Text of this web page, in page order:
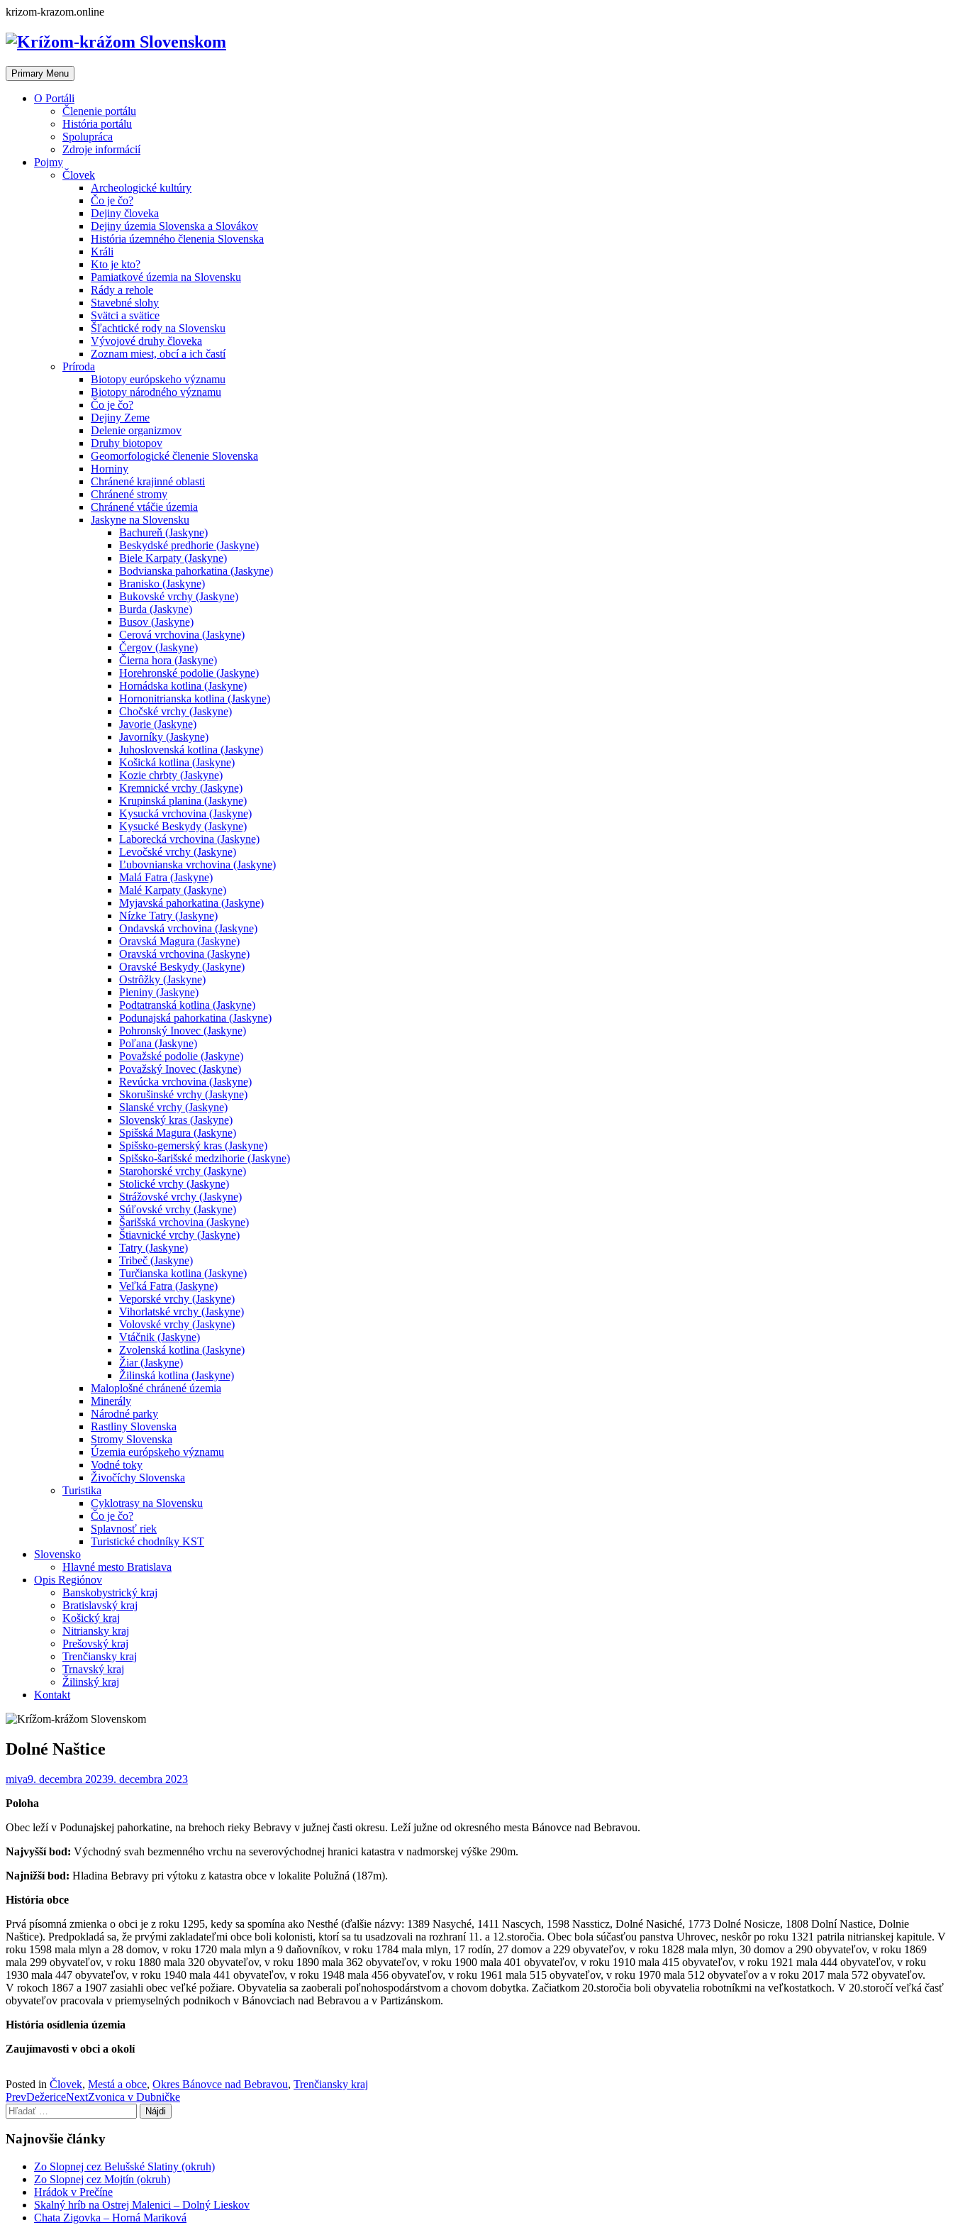
Skip
content
krizom-krazom.online
Primary Menu
O Portáli
Členenie portálu
História portálu
Spolupráca
Zdroje informácií
Pojmy
Človek
Archeologické kultúry
Čo je čo?
Dejiny človeka
Dejiny územia Slovenska a Slovákov
História územného členenia Slovenska
Králi
Kto je kto?
Pamiatkové územia na Slovensku
Rády a rehole
Stavebné slohy
Svätci a svätice
Šľachtické rody na Slovensku
Vývojové druhy človeka
Zoznam miest, obcí a ich častí
Príroda
Biotopy európskeho významu
Biotopy národného významu
Čo je čo?
Dejiny Zeme
Delenie organizmov
Druhy biotopov
Geomorfologické členenie Slovenska
Horniny
Chránené krajinné oblasti
Chránené stromy
Chránené vtáčie územia
Jaskyne na Slovensku
Bachureň (Jaskyne)
Beskydské predhorie (Jaskyne)
Biele Karpaty (Jaskyne)
Bodvianska pahorkatina (Jaskyne)
Branisko (Jaskyne)
Bukovské vrchy (Jaskyne)
Burda (Jaskyne)
Busov (Jaskyne)
Cerová vrchovina (Jaskyne)
Čergov (Jaskyne)
Čierna hora (Jaskyne)
Horehronské podolie (Jaskyne)
Hornádska kotlina (Jaskyne)
Hornonitrianska kotlina (Jaskyne)
Chočské vrchy (Jaskyne)
Javorie (Jaskyne)
Javorníky (Jaskyne)
Juhoslovenská kotlina (Jaskyne)
Košická kotlina (Jaskyne)
Kozie chrbty (Jaskyne)
Kremnické vrchy (Jaskyne)
Krupinská planina (Jaskyne)
Kysucká vrchovina (Jaskyne)
Kysucké Beskydy (Jaskyne)
Laborecká vrchovina (Jaskyne)
Levočské vrchy (Jaskyne)
Ľubovnianska vrchovina (Jaskyne)
Malá Fatra (Jaskyne)
Malé Karpaty (Jaskyne)
Myjavská pahorkatina (Jaskyne)
Nízke Tatry (Jaskyne)
Ondavská vrchovina (Jaskyne)
Oravská Magura (Jaskyne)
Oravská vrchovina (Jaskyne)
Oravské Beskydy (Jaskyne)
Ostrôžky (Jaskyne)
Pieniny (Jaskyne)
Podtatranská kotlina (Jaskyne)
Podunajská pahorkatina (Jaskyne)
Pohronský Inovec (Jaskyne)
Poľana (Jaskyne)
Považské podolie (Jaskyne)
Považský Inovec (Jaskyne)
Revúcka vrchovina (Jaskyne)
Skorušinské vrchy (Jaskyne)
Slanské vrchy (Jaskyne)
Slovenský kras (Jaskyne)
Spišská Magura (Jaskyne)
Spišsko-gemerský kras (Jaskyne)
Spišsko-šarišské medzihorie (Jaskyne)
Starohorské vrchy (Jaskyne)
Stolické vrchy (Jaskyne)
Strážovské vrchy (Jaskyne)
Súľovské vrchy (Jaskyne)
Šarišská vrchovina (Jaskyne)
Štiavnické vrchy (Jaskyne)
Tatry (Jaskyne)
Tribeč (Jaskyne)
Turčianska kotlina (Jaskyne)
Veľká Fatra (Jaskyne)
Veporské vrchy (Jaskyne)
Vihorlatské vrchy (Jaskyne)
Volovské vrchy (Jaskyne)
Vtáčnik (Jaskyne)
Zvolenská kotlina (Jaskyne)
Žiar (Jaskyne)
Žilinská kotlina (Jaskyne)
Maloplošné chránené územia
Minerály
Národné parky
Rastliny Slovenska
Stromy Slovenska
Územia európskeho významu
Vodné toky
Živočíchy Slovenska
Turistika
Cyklotrasy na Slovensku
Čo je čo?
Splavnosť riek
Turistické chodníky KST
Slovensko
Hlavné mesto Bratislava
Opis Regiónov
Banskobystrický kraj
Bratislavský kraj
Košický kraj
Nitriansky kraj
Prešovský kraj
Trenčiansky kraj
Trnavský kraj
Žilinský kraj
Kontakt
Dolné Naštice
miva9. decembra 20239. decembra 2023
Poloha
Obec leží v Podunajskej pahorkatine, na brehoch rieky Bebravy v južnej časti okresu. Leží južne od okresného mesta Bánovce nad Bebravou.
Najvyšší bod: Východný svah bezmenného vrchu na severovýchodnej hranici katastra v nadmorskej výške 290m.
Najnižší bod: Hladina Bebravy pri výtoku z katastra obce v lokalite Polužná (187m).
História obce
Prvá písomná zmienka o obci je z roku 1295, kedy sa spomína ako Nesthé (ďalšie názvy: 1389 Nasyché, 1411 Nascych, 1598 Nassticz, Dolné Nasiché, 1773 Dolné Nosicze, 1808 Dolní Nastice, Dolnie
Naštice). Predpokladá sa, že prvými zakladateľmi obce boli kolonisti, ktorí sa tu usadzovali na rozhraní 11. a 12.storočia. Obec bola súčasťou panstva Uhrovec, neskôr po roku 1321 patrila nitrianskej kapitule. V
roku 1598 mala mlyn a 28 domov, v roku 1720 mala mlyn a 9 daňovníkov, v roku 1784 mala mlyn, 17 rodín, 27 domov a 229 obyvateľov, v roku 1828 mala mlyn, 30 domov a 290 obyvateľov, v roku 1869
mala 299 obyvateľov, v roku 1880 mala 320 obyvateľov, v roku 1890 mala 362 obyvateľov, v roku 1900 mala 401 obyvateľov, v roku 1910 mala 415 obyvateľov, v roku 1921 mala 444 obyvateľov, v roku
1930 mala 447 obyvateľov, v roku 1940 mala 441 obyvateľov, v roku 1948 mala 456 obyvateľov, v roku 1961 mala 515 obyvateľov, v roku 1970 mala 512 obyvateľov a v roku 2017 mala 572 obyvateľov.
V rokoch 1867 a 1907 zasiahli obec veľké požiare. Obyvatelia sa zaoberali poľnohospodárstvom a chovom dobytka. Začiatkom 20.storočia boli obyvatelia robotníkmi na veľkostatkoch. V 20.storočí veľká časť
obyvateľov pracovala v priemyselných podnikoch v Bánovciach nad Bebravou a v Partizánskom.
História osídlenia územia
Zaujímavosti v obci a okolí
Posted in Človek, Mestá a obce, Okres Bánovce nad Bebravou, Trenčiansky kraj
Post
navigation
PrevDežericeNextZvonica v Dubničke
Hľadať:
Najnovšie články
Zo Slopnej cez Belušské Slatiny (okruh)
Zo Slopnej cez Mojtín (okruh)
Hrádok v Prečíne
Skalný hríb na Ostrej Malenici – Dolný Lieskov
Chata Zigovka – Horná Mariková